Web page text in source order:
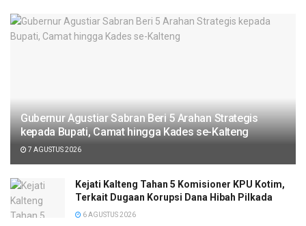
Gubernur Agustiar Sabran Beri 5 Arahan Strategis
kepada Bupati, Camat hingga Kades se-Kalteng
7 AGUSTUS 2026
Kejati Kalteng Tahan 5 Komisioner KPU Kotim,
Terkait Dugaan Korupsi Dana Hibah Pilkada
6 AGUSTUS 2026